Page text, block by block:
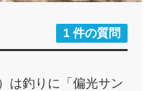
1 件の質問
は釣りに「偏光サン